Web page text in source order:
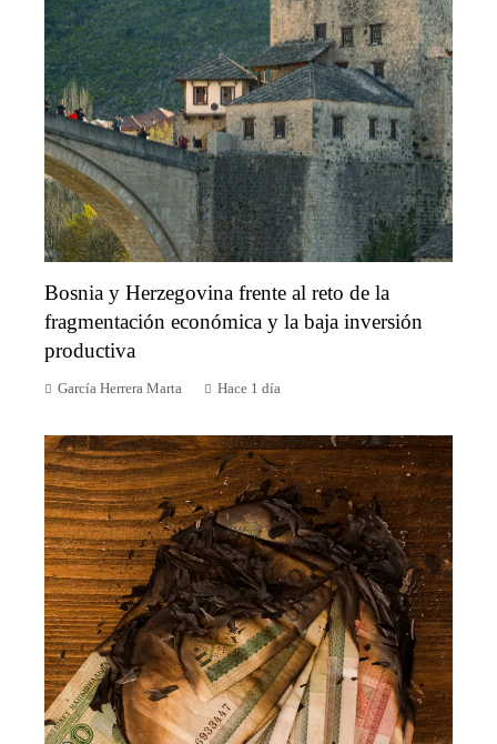
Bosnia y Herzegovina frente al reto de la
fragmentación económica y la baja inversión
productiva
García Herrera Marta Hace 1 día